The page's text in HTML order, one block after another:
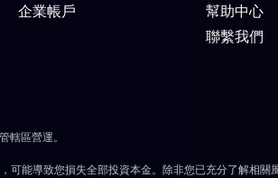
企業帳戶
幫助中心
聯繫我們
區營運。
可能導致您損失全部投資本金。除非您已充分了解相